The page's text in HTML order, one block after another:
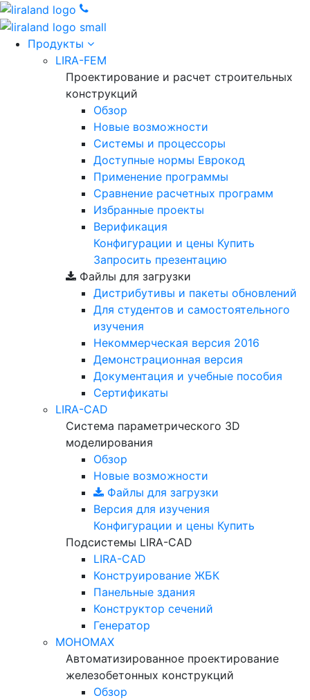
Продукты
LIRA-FEM
Проектирование и расчет строительных
конструкций
Обзор
Новые возможности
Cистемы и процессоры
Доступные нормы Еврокод
Применение программы
Сравнение расчетных программ
Избранные проекты
Верификация
Конфигурации и цены Купить
Запросить презентацию
Файлы для загрузки
Дистрибутивы и пакеты обновлений
Для студентов и самостоятельного
изучения
Некоммерческая версия 2016
Демонстрационная версия
Документация и учебные пособия
Сертификаты
LIRA-CAD
Система параметрического 3D
моделирования
Обзор
Новые возможности
Файлы для загрузки
Версия для изучения
Конфигурации и цены Купить
Подсистемы LIRA-CAD
LIRA-CAD
Конструирование ЖБК
Панельные здания
Конструктор сечений
Генератор
МОНОМАХ
Автоматизированное проектирование
железобетонных конструкций
Обзор